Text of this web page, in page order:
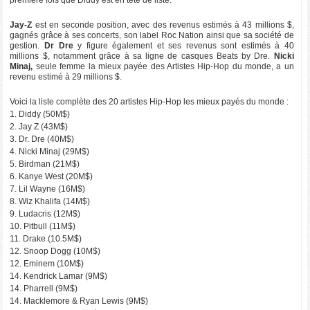
Jay-Z est en seconde position, avec des revenus estimés à 43 millions $,
gagnés grâce à ses concerts, son label Roc Nation ainsi que sa société de
gestion.Dr Drey figure également et ses revenus sont estimés à 40
millions $, notamment grâce à sa ligne de casques Beats by Dre. Nicki
Minaj, seule femme la mieux payée des Artistes Hip-Hop du monde, a un
revenu estimé à 29 millions $.
Voici la liste complète des 20 artistes Hip-Hop les mieux payés du monde :
1. Diddy (50M$)
2. Jay Z (43M$)
3. Dr. Dre (40M$)
4. Nicki Minaj (29M$)
5. Birdman (21M$)
6. Kanye West (20M$)
7. Lil Wayne (16M$)
8. Wiz Khalifa (14M$)
9. Ludacris (12M$)
10. Pitbull (11M$)
11. Drake (10.5M$)
12. Snoop Dogg (10M$)
12. Eminem (10M$)
14. Kendrick Lamar (9M$)
14. Pharrell (9M$)
14. Macklemore & Ryan Lewis (9M$)